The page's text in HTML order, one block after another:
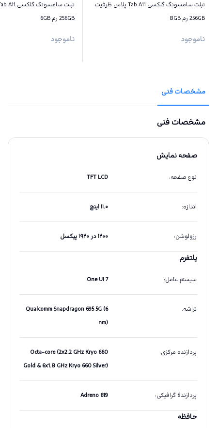
تبلت سامسونگ گلکسی Tab A11 پلاس ظرفیت
256GB رم 8GB
ناموجود
256GB رم 6GB
ناموجود
مشخصات فنی
مشخصات فنی
صفحه نمایش
نوع صفحه:
TFT LCD
اندازه: ۱۱.۰ اینچ
رزولوشن: ۱۲۰۰ در ۱۹۲۰ پیکسل
پلتفرم
سیستم عامل:
One UI 7
تراشه:
Qualcomm Snapdragon 695 5G (6
nm)
پردازنده مرکزی:
Octa-core (2x2.2 GHz Kryo 660
Gold & 6x1.8 GHz Kryo 660 Silver)
پردازندهٔ گرافیکی:
Adreno 619
حافظه